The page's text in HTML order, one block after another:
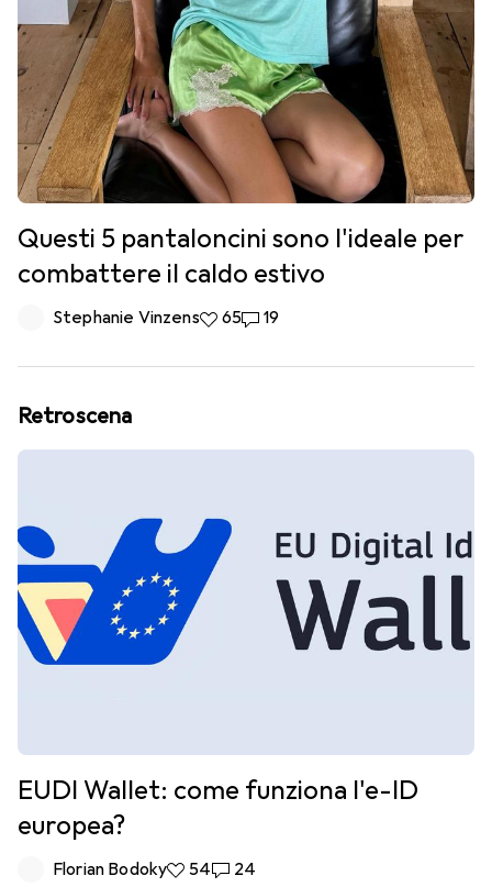
Questi 5 pantaloncini sono l'ideale per
combattere il caldo estivo
Stephanie Vinzens65 like
6519 commenti
19
Retroscena
EUDI Wallet: come funziona l'e-ID
europea?
Florian Bodoky54 like
5424 commenti
24